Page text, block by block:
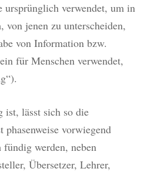
ursprünglich verwendet, um in
jenen zu unterscheiden,
von Information bzw.
für Menschen verwendet,
lässt sich so die
vorwiegend
fündig werden, neben
Übersetzer, Lehrer,